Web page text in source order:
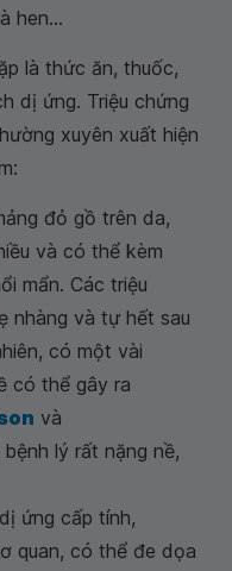
hen...
là thức ăn, thuốc,
dị ứng. Triệu chứng
xuyên xuất hiện
đỏ gồ trên da,
và có thể kèm
mẩn. Các triệu
nhàng và tự hết sau
có một vài
có thể gây ra
và
lý rất nặng nề,
ứng cấp tính,
quan, có thể đe dọa